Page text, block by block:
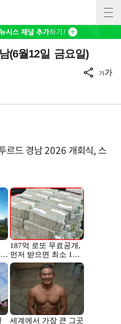
(6월12일 금요일)
가가
드 경남 2026 개회식, 스